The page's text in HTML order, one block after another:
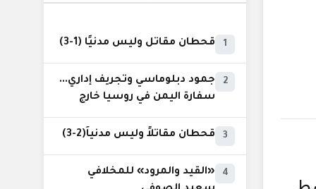
1 قحطان مقاتل وليس مدنيًا (1-3)
2
جمود دبلوماسي وتجريف إداري...
سفارة اليمن في روسيا خارج
3 قحطان مقاتلاً وليس مدنياً(2-3)
4
«القيد والمرود» للمخلافي